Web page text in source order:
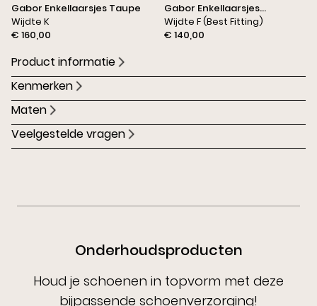
Gabor Enkellaarsjes Taupe
Wijdte K
€ 160,00
Gabor Enkellaarsjes
Donkerbruin
Wijdte F (Best Fitting)
€ 140,00
Product informatie
Kenmerken
Maten
Veelgestelde vragen
Onderhoudsproducten
Houd je schoenen in topvorm met deze
bijpassende schoenverzorging!